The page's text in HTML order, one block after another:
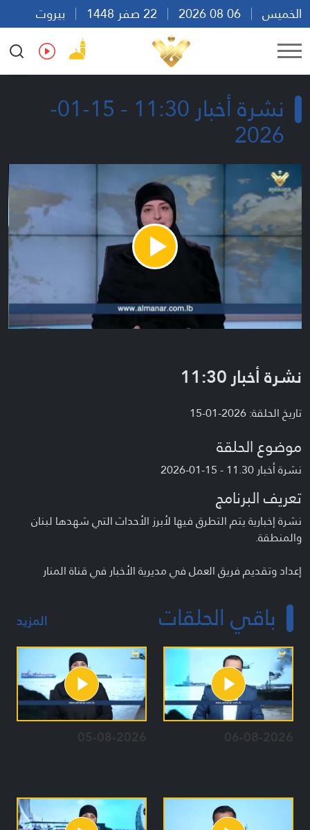
الخميس
بيروت
20:32
Ar En Fr Es
نشرة أخبار 11:30 - 15-01-
2026
Play
Video
نشرة أخبار 11:30
تاريخ الحلقة: 2026-01-15
موضوع الحلقة
نشرة أخبار 11.30 - 15-01-2026
تعريف البرنامج
نشرة إخبارية يتم التطرق فيها لأبرز الأحداث التي شهدها لبنان
والمنطقة.
إعداد وتقديم فريق العمل في مديرية الأخبار في قناة المنار
باقي الحلقات المزيد
06-08-2026
05-08-2026